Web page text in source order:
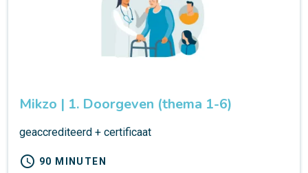
Mikzo | 1. Doorgeven (thema 1-6)
geaccrediteerd + certificaat
schedule 90 MINUTEN